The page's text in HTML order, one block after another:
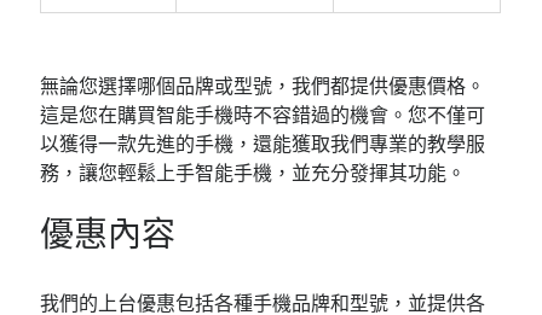
無論您選擇哪個品牌或型號，我們都提供優惠價格。
這是您在購買智能手機時不容錯過的機會。您不僅可
以獲得一款先進的手機，還能獲取我們專業的教學服
務，讓您輕鬆上手智能手機，並充分發揮其功能。
優惠內容
我們的上台優惠包括各種手機品牌和型號，並提供各